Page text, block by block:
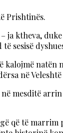
Prishtinës.
ja ktheva,
sesisë
kalojmë
në
mesditë
që të marrim